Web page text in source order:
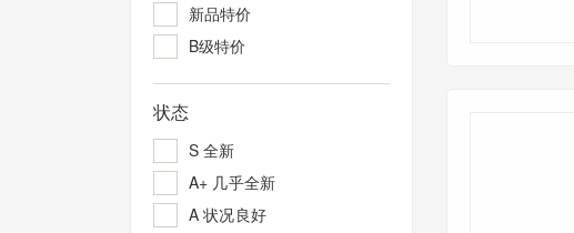
新品特价
B级特价
状态
S 全新
A+ 几乎全新
A 状况良好